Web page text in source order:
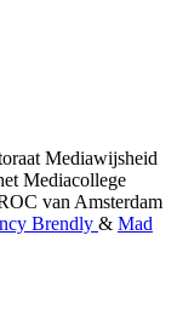
Mediawijsheid
Mediacollege
van Amsterdam
Brendly & Mad